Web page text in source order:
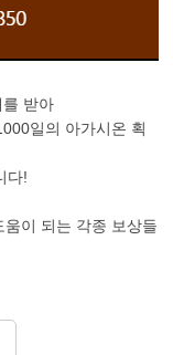
받아
일의 아가시온 획
다!
이 되는 각종 보상들